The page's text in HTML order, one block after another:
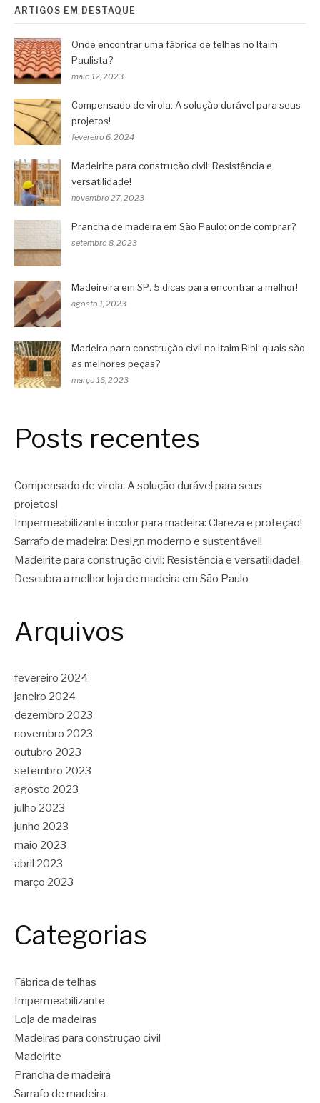
ARTIGOS EM DESTAQUE
Onde encontrar uma fábrica de telhas no Itaim
Paulista?
maio 12, 2023
Compensado de virola: A solução durável para seus
projetos!
fevereiro 6, 2024
Madeirite para construção civil: Resistência e
versatilidade!
novembro 27, 2023
Prancha de madeira em São Paulo: onde comprar?
setembro 8, 2023
Madeireira em SP: 5 dicas para encontrar a melhor!
agosto 1, 2023
Madeira para construção civil no Itaim Bibi: quais são
as melhores peças?
março 16, 2023
Posts recentes
Compensado de virola: A solução durável para seus
projetos!
Impermeabilizante incolor para madeira: Clareza e proteção!
Sarrafo de madeira: Design moderno e sustentável!
Madeirite para construção civil: Resistência e versatilidade!
Descubra a melhor loja de madeira em São Paulo
Arquivos
fevereiro 2024
janeiro 2024
dezembro 2023
novembro 2023
outubro 2023
setembro 2023
agosto 2023
julho 2023
junho 2023
maio 2023
abril 2023
março 2023
Categorias
Fábrica de telhas
Impermeabilizante
Loja de madeiras
Madeiras para construção civil
Madeirite
Prancha de madeira
Sarrafo de madeira